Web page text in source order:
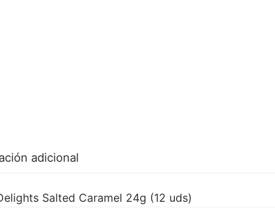
adicional
Salted Caramel 24g (12 uds)